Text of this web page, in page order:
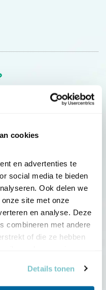
cookies
en advertenties te
social media te bieden
Ook delen we
site met onze
en analyse. Deze
combineren met andere
of die ze hebben
Details tonen
inspiratie, acties en tips